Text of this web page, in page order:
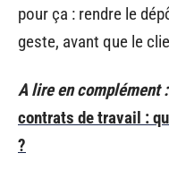
pour ça : rendre le
geste, avant que le
A lire en complément :
contrats de travail :
?